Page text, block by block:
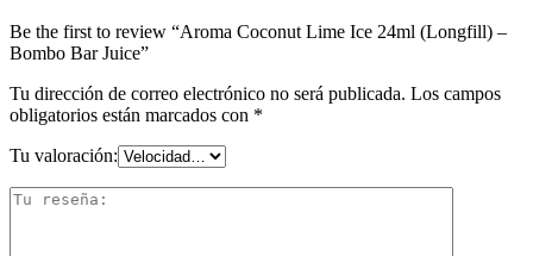
Be the first to review “Aroma Coconut Lime Ice 24ml (Longfill) –
Bombo Bar Juice”
Tu dirección de correo electrónico no será publicada. Los campos
obligatorios están marcados con *
Tu valoración: